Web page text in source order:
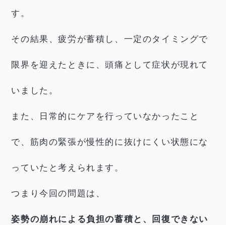
す。
その結果、疲労が蓄積し、一定のタイミングで
限界を迎えたときに、頭痛として症状が現れて
いました。
また、日常的にケアを行っていなかったこと
で、筋肉の緊張が慢性的に抜けにくい状態にな
っていたと考えられます。
つまり今回の問題は、
姿勢の崩れによる負担の蓄積と、回復できない